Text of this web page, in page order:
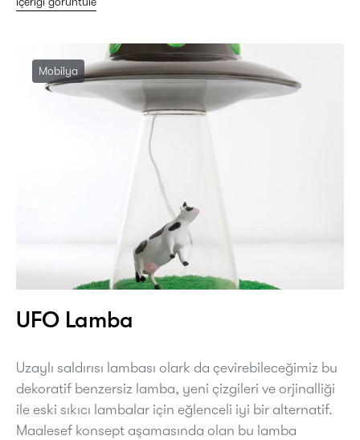
Mobilya
UFO Lamba
Uzaylı saldırısı lambası olark da çevirebileceğimiz bu
dekoratif benzersiz lamba, yeni çizgileri ve orjinalliği
ile eski sıkıcı lambalar için eğlenceli iyi bir alternatif.
Maalesef konsept aşamasında olan bu lamba